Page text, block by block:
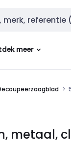
meer
metaal,